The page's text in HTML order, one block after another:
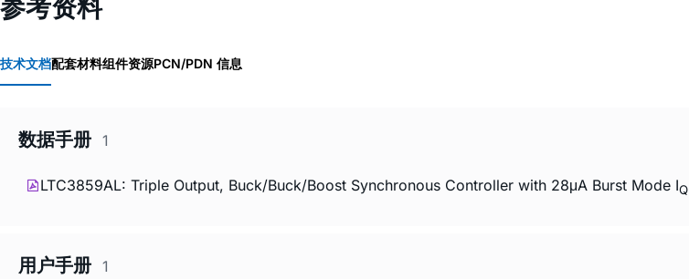
参考资料
技术文档配套材料组件资源PCN/PDN 信息
数据手册 1
LTC3859AL: Triple Output, Buck/Buck/Boost Synchronous Controller with 28μA Burst Mode IQ
用户手册 1